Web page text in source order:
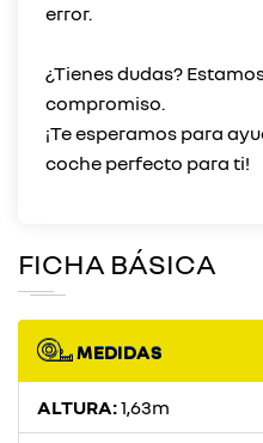
error.
¿Tienes dudas?
compromiso.
¡Te esperamos para
FICHA BÁSICA
MEDIDAS
ALTURA:1,63m